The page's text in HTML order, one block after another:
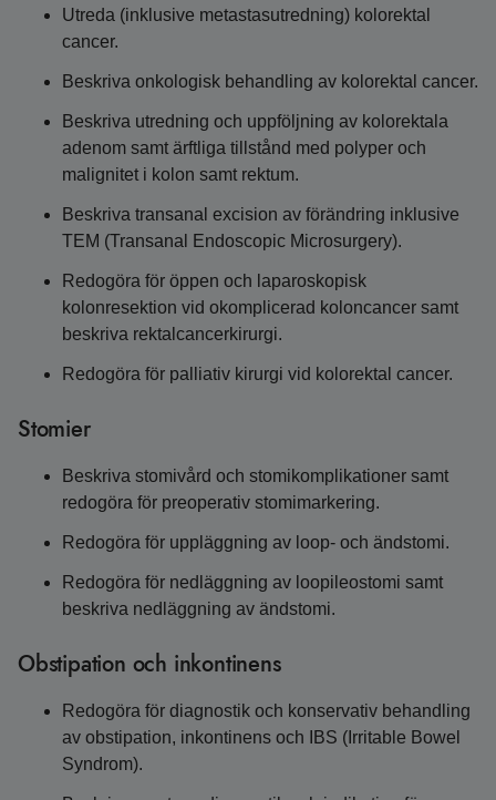
Utreda (inklusive metastasutredning) kolorektal
cancer.
Beskriva onkologisk behandling av kolorektal cancer.
Beskriva utredning och uppföljning av kolorektala
adenom samt ärftliga tillstånd med polyper och
malignitet i kolon samt rektum.
Beskriva transanal excision av förändring inklusive
TEM (Transanal Endoscopic Microsurgery).
Redogöra för öppen och laparoskopisk
kolonresektion vid okomplicerad koloncancer samt
beskriva rektalcancerkirurgi.
Redogöra för palliativ kirurgi vid kolorektal cancer.
Stomier
Beskriva stomivård och stomikomplikationer samt
redogöra för preoperativ stomimarkering.
Redogöra för uppläggning av loop- och ändstomi.
Redogöra för nedläggning av loopileostomi samt
beskriva nedläggning av ändstomi.
Obstipation och inkontinens
Redogöra för diagnostik och konservativ behandling
av obstipation, inkontinens och IBS (Irritable Bowel
Syndrom).